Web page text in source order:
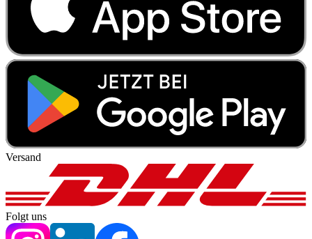
Versand
Folgt uns